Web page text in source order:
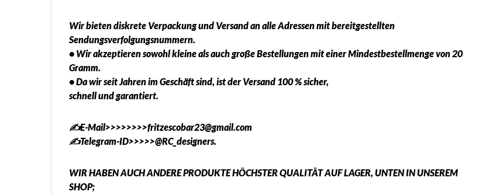
Wir bieten diskrete Verpackung und Versand an alle Adressen mit bereitgestellten
Sendungsverfolgungsnummern.
• Wir akzeptieren sowohl kleine als auch große Bestellungen mit einer Mindestbestellmenge von 20
Gramm.
• Da wir seit Jahren im Geschäft sind, ist der Versand 100 % sicher,
schnell und garantiert.
✍️E-Mail>>>>>>>>fritzescobar23@gmail.com
✍️Telegram-ID>>>>>@RC_designers.
WIR HABEN AUCH ANDERE PRODUKTE HÖCHSTER QUALITÄT AUF LAGER, UNTEN IN UNSEREM
SHOP;